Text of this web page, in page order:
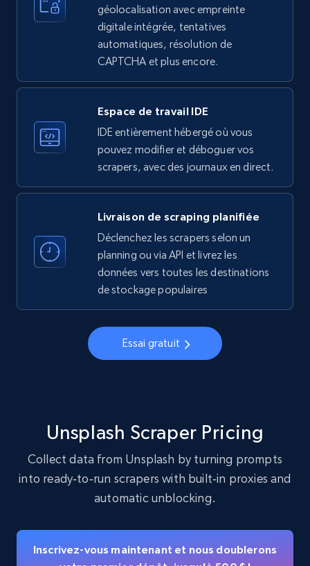
ID, Name, Country code, Locations, Followers,
Employees in linkedin, About, Specialties, and
Instagram - Profiles
Account, Fbid, ID, Followers, Posts count, Is
verified, and more.
22.3K+ 3.4K+ Essai gratuit
Account, Fbid, ID, Followers, Posts count, Is
business account, Is professional account, Is
Crunchbase companies information
Name, URL, ID, Cb rank, Region, About,
15.6K+ 1.6K+ Essai gratuit
géolocalisation avec empreinte
digitale intégrée, tentatives
automatiques, résolution de
CAPTCHA et plus encore.
Espace de travail IDE
IDE entièrement hébergé où vous
pouvez modifier et déboguer vos
scrapers, avec des journaux en direct.
Livraison de scraping planifiée
Déclenchez les scrapers selon un
planning ou via API et livrez les
données vers toutes les destinations
de stockage populaires
Essai gratuit
Unsplash Scraper Pricing
Collect data from Unsplash by turning prompts
into ready‑to‑run scrapers with built‑in proxies and
automatic unblocking.
Inscrivez-vous maintenant et nous doublerons